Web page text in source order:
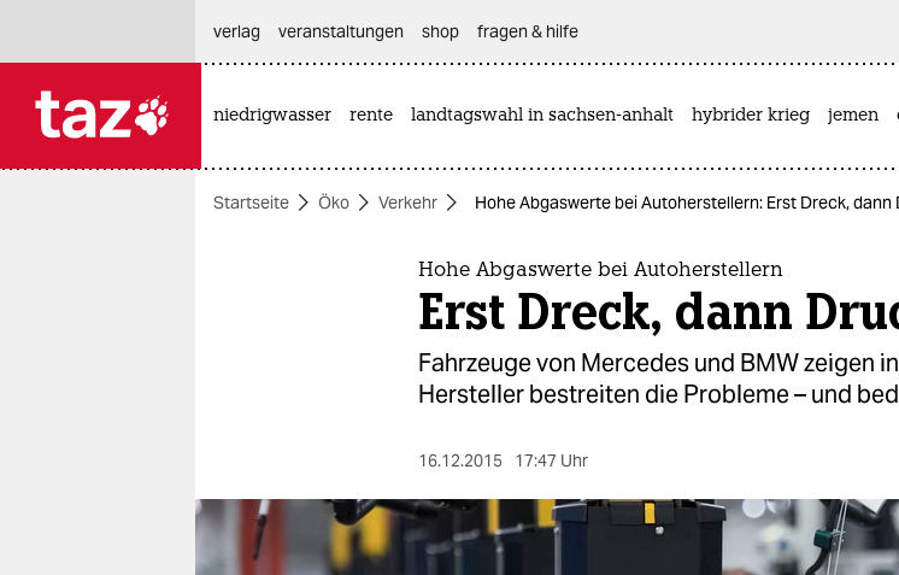
themen
berlin
verlag
veranstaltungen shop fragen & hilfe
niedrigwasser rente landtagswahl in sachsen-anhalt hybrider krieg jemen
Startseite Öko Verkehr Hohe Abgaswerte bei Autoherstellern: Erst Dreck, dann
Hohe Abgaswerte bei Autoherstellern
Erst Dreck, dann
Fahrzeuge von Mercedes und BMW zeigen
Hersteller bestreiten die Probleme – und
16.12.2015 17:47 Uhr